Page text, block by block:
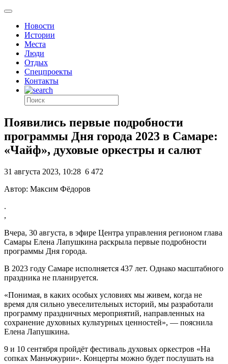
Новости
Истории
Места
Люди
Отдых
Спецпроекты
Контакты
Появились первые подробности
программы Дня города 2023 в Самаре:
«Чайф», духовые оркестры и салют
31 августа 2023, 10:28 6 472
Автор: Максим Фёдоров
.
,
Вчера, 30 августа, в эфире Центра управления регионом глава
Самары Елена Лапушкина раскрыла первые подробности
программы Дня города.
В 2023 году Самаре исполняется 437 лет. Однако масштабного
праздника не планируется.
«Понимая, в каких особых условиях мы живем, когда не
время для сильно увеселительных историй, мы разработали
программу праздничных мероприятий, направленных на
сохранение духовных культурных ценностей», — пояснила
Елена Лапушкина.
9 и 10 сентября пройдёт фестиваль духовых оркестров «На
сопках Маньчжурии». Концерты можно будет послушать на